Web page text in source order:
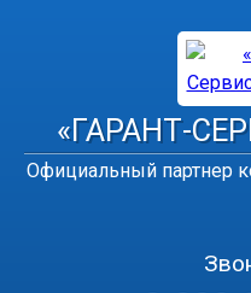
«ГАРАНТ-
Официальный партнер